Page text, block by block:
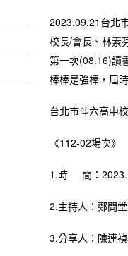
2023.09.21台北
校長/會長、林素
第一次(08.16)讀
棒棒是強棒，屆
台北市斗六高中
《112-02場次》
1.時 間：
2.主持人：鄭問
3.分享人：陳連禎